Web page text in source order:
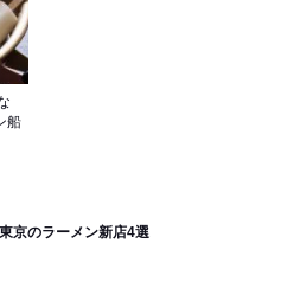
船
京のラーメン新店4選